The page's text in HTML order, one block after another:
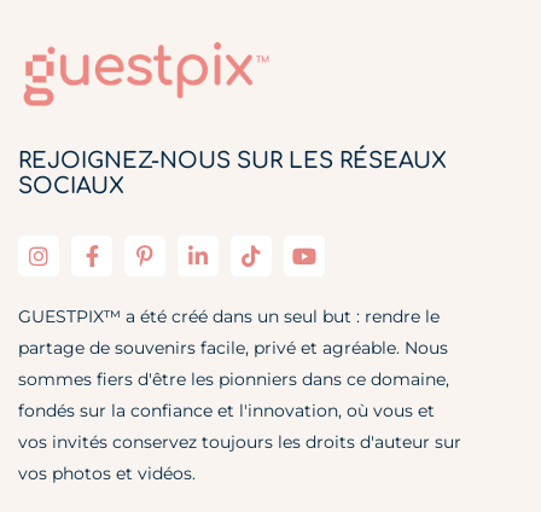
REJOIGNEZ-NOUS SUR LES RÉSEAUX
SOCIAUX
GUESTPIX™ a été créé dans un seul but : rendre le
partage de souvenirs facile, privé et agréable. Nous
sommes fiers d'être les pionniers dans ce domaine,
fondés sur la confiance et l'innovation, où vous et
vos invités conservez toujours les droits d'auteur sur
vos photos et vidéos.